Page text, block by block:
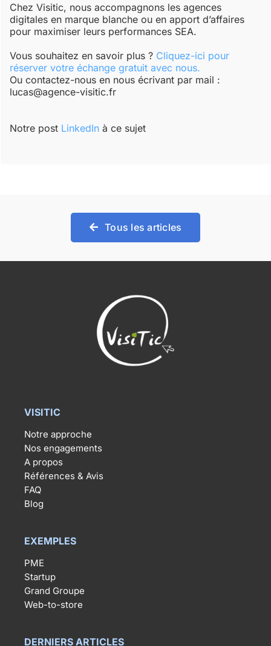
Chez Visitic, nous accompagnons les agences
digitales en marque blanche ou en apport d’affaires
pour maximiser leurs performances SEA.
Vous souhaitez en savoir plus ? Cliquez-ici pour
réserver votre échange gratuit avec nous.
Ou contactez-nous en nous écrivant par mail :
lucas@agence-visitic.fr
Notre post LinkedIn à ce sujet
Tous les articles
VISITIC
Notre approche
Nos engagements
A propos
Références & Avis
FAQ
Blog
EXEMPLES
PME
Startup
Grand Groupe
Web-to-store
DERNIERS ARTICLES